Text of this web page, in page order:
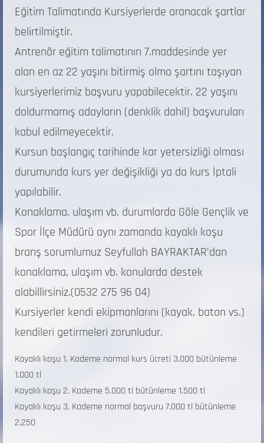
Eğitim Talimatında Kursiyerlerde aranacak şartlar
belirtilmiştir.
Antrenör eğitim talimatının 7.maddesinde yer
alan en az 22 yaşını bitirmiş olma şartını taşıyan
kursiyerlerimiz başvuru yapabilecektir. 22 yaşını
doldurmamış adayların (denklik dahil) başvuruları
kabul edilmeyecektir.
Kursun başlangıç tarihinde kar yetersizliği olması
durumunda kurs yer değişikliği ya da kurs İptali
yapılabilir.
Konaklama, ulaşım vb. durumlarda Göle Gençlik ve
Spor İlçe Müdürü aynı zamanda kayaklı koşu
branş sorumlumuz Seyfullah BAYRAKTAR’dan
konaklama, ulaşım vb. konularda destek
alabillirsiniz.(0532 275 96 04)
Kursiyerler kendi ekipmanlarını (kayak, baton vs.)
kendileri getirmeleri zorunludur.
Kayaklı koşu 1. Kademe normal kurs ücreti 3.000 bütünleme
1.000 tl
Kayaklı koşu 2. Kademe 5.000 tl bütünleme 1.500 tl
Kayaklı koşu 3. Kademe normal başvuru 7.000 tl bütünleme
2.250